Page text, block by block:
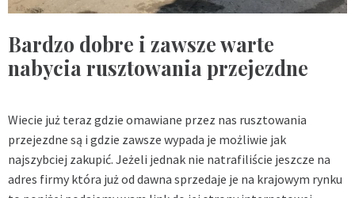
Bardzo dobre i zawsze warte
nabycia rusztowania przejezdne
Wiecie już teraz gdzie omawiane przez nas rusztowania
przejezdne są i gdzie zawsze wypada je możliwie jak
najszybciej zakupić. Jeżeli jednak nie natrafiliście jeszcze na
adres firmy która już od dawna sprzedaje je na krajowym rynku